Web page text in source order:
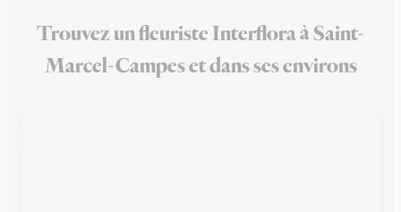
Trouvez un fleuriste Interflora à Saint-
Marcel-Campes et dans ses environs